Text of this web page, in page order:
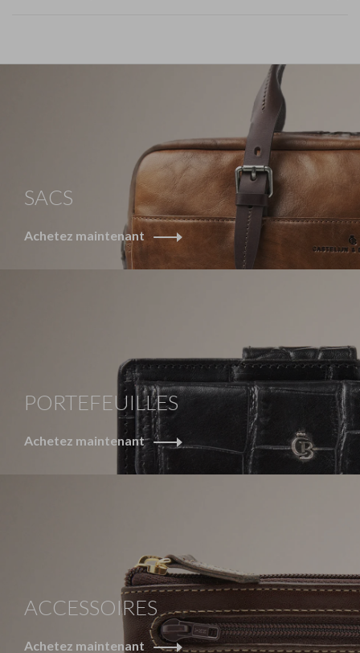
SACS
Achetez maintenant
PORTEFEUILLES
Achetez maintenant
ACCESSOIRES
Achetez maintenant